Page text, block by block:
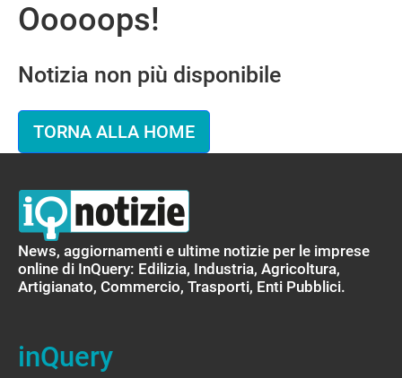
Ooooops!
Notizia non più disponibile
TORNA ALLA HOME
IQ Notizie
News, aggiornamenti e ultime notizie per le imprese
online di InQuery: Edilizia, Industria, Agricoltura,
Artigianato, Commercio, Trasporti, Enti Pubblici.
inQuery